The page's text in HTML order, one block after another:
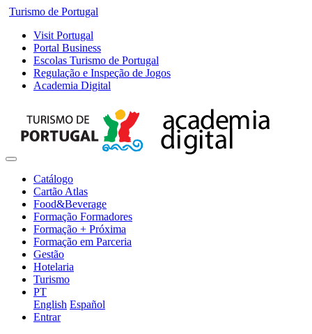
Turismo de Portugal
Visit Portugal
Portal Business
Escolas Turismo de Portugal
Regulação e Inspeção de Jogos
Academia Digital
Catálogo
Cartão Atlas
Food&Beverage
Formação Formadores
Formação + Próxima
Formação em Parceria
Gestão
Hotelaria
Turismo
PT
English Español
Entrar